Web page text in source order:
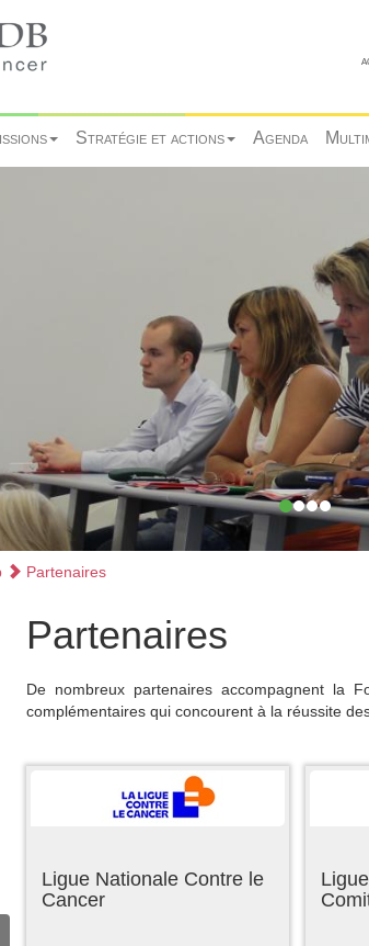
Stratégie et actions Agenda
Partenaires
Partenaires
De nombreux partenaires accompagnent la
complémentaires qui concourent à la réussite
Ligue Nationale Contre le
Cancer